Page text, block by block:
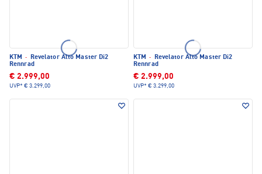
KTM ·
Revelator Alto Master Di2
Rennrad
€ 2.999,00
UVP* € 3.299,00
KTM ·
Revelator Alto Master Di2
Rennrad
€ 2.999,00
UVP* € 3.299,00